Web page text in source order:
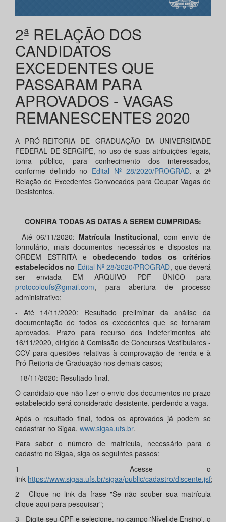
2ª RELAÇÃO DOS
CANDIDATOS
EXCEDENTES QUE
PASSARAM PARA
APROVADOS - VAGAS
REMANESCENTES 2020
A PRÓ-REITORIA DE GRADUAÇÃO DA UNIVERSIDADE
FEDERAL DE SERGIPE, no uso de suas atribuições legais,
torna público, para conhecimento dos interessados,
conforme definido no Edital Nº 28/2020/PROGRAD, a 2ª
Relação de Excedentes Convocados para Ocupar Vagas de
Desistentes.
CONFIRA TODAS AS DATAS A SEREM CUMPRIDAS:
- Até 06/11/2020: Matrícula Institucional, com envio de
formulário, mais documentos necessários e dispostos na
ORDEM ESTRITA e obedecendo todos os critérios
estabelecidos no Edital Nº 28/2020/PROGRAD, que deverá
ser enviada EM ARQUIVO PDF ÚNICO para
protocoloufs@gmail.com, para abertura de processo
administrativo;
- Até 14/11/2020: Resultado preliminar da análise da
documentação de todos os excedentes que se tornaram
aprovados. Prazo para recurso dos indeferimentos até
16/11/2020, dirigido à Comissão de Concursos Vestibulares -
CCV para questões relativas à comprovação de renda e à
Pró-Reitoria de Graduação nos demais casos;
- 18/11/2020: Resultado final.
O candidato que não fizer o envio dos documentos no prazo
estabelecido será considerado desistente, perdendo a vaga.
Após o resultado final, todos os aprovados já podem se
cadastrar no Sigaa, www.sigaa.ufs.br.
Para saber o número de matrícula, necessário para o
cadastro no Sigaa, siga os seguintes passos:
1 - Acesse o
link https://www.sigaa.ufs.br/sigaa/public/cadastro/discente.jsf;
2 - Clique no link da frase "Se não souber sua matrícula
clique aqui para pesquisar";
3 - Digite seu CPF e selecione, no campo 'Nível de Ensino', o